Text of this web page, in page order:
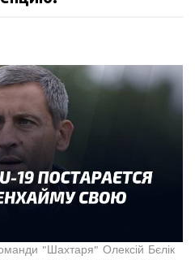
"Шахтаря" Олексій Бєлік